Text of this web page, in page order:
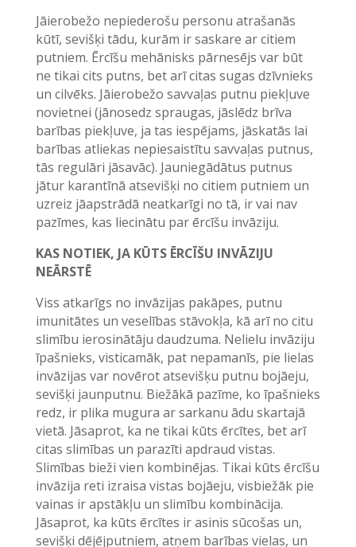
Jāierobežo nepiederošu personu atrašanās
kūtī, sevišķi tādu, kurām ir saskare ar citiem
putniem. Ērcīšu mehānisks pārnesējs var būt
ne tikai cits putns, bet arī citas sugas dzīvnieks
un cilvēks. Jāierobežo savvaļas putnu piekļuve
novietnei (jānosedz spraugas, jāslēdz brīva
barības piekļuve, ja tas iespējams, jāskatās lai
barības atliekas nepiesaistītu savvaļas putnus,
tās regulāri jāsavāc). Jauniegādātus putnus
jātur karantīnā atsevišķi no citiem putniem un
uzreiz jāapstrādā neatkarīgi no tā, ir vai nav
pazīmes, kas liecinātu par ērcīšu invāziju.
KAS NOTIEK, JA KŪTS ĒRCĪŠU INVĀZIJU
NEĀRSTĒ
Viss atkarīgs no invāzijas pakāpes, putnu
imunitātes un veselības stāvokļa, kā arī no citu
slimību ierosinātāju daudzuma. Nelielu invāziju
īpašnieks, visticamāk, pat nepamanīs, pie lielas
invāzijas var novērot atsevišķu putnu bojāeju,
sevišķi jaunputnu. Biežākā pazīme, ko īpašnieks
redz, ir plika mugura ar sarkanu ādu skartajā
vietā. Jāsaprot, ka ne tikai kūts ērcītes, bet arī
citas slimības un parazīti apdraud vistas.
Slimības bieži vien kombinējas. Tikai kūts ērcīšu
invāzija reti izraisa vistas bojāeju, visbiežāk pie
vainas ir apstākļu un slimību kombinācija.
Jāsaprot, ka kūts ērcītes ir asinis sūcošas un,
sevišķi dējējputniem, atņem barības vielas, un